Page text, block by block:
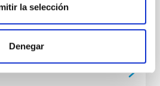
la selección
Denegar
de carácter
17/09/2025 - 12:45:51